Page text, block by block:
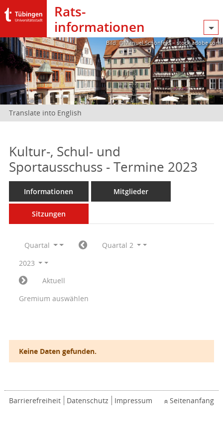
Rats­
informationen
Bild: @Manuel Schönfeld – stock.adobe.com
Translate into English
Kultur-, Schul- und
Sportausschuss - Termine 2023
Informationen Mitglieder
Sitzungen
Quartal
Quartal 2
2023
Aktuell
Gremium auswählen
Keine Daten gefunden.
Barrierefreiheit Datenschutz Impressum Seitenanfang